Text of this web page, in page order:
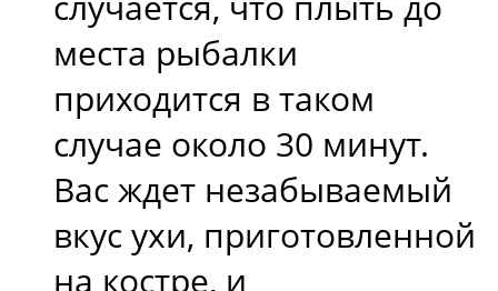
места рыбалки
приходится в таком
случае около 30 минут.
Вас ждет незабываемый
вкус ухи, приготовленной
на костре, и